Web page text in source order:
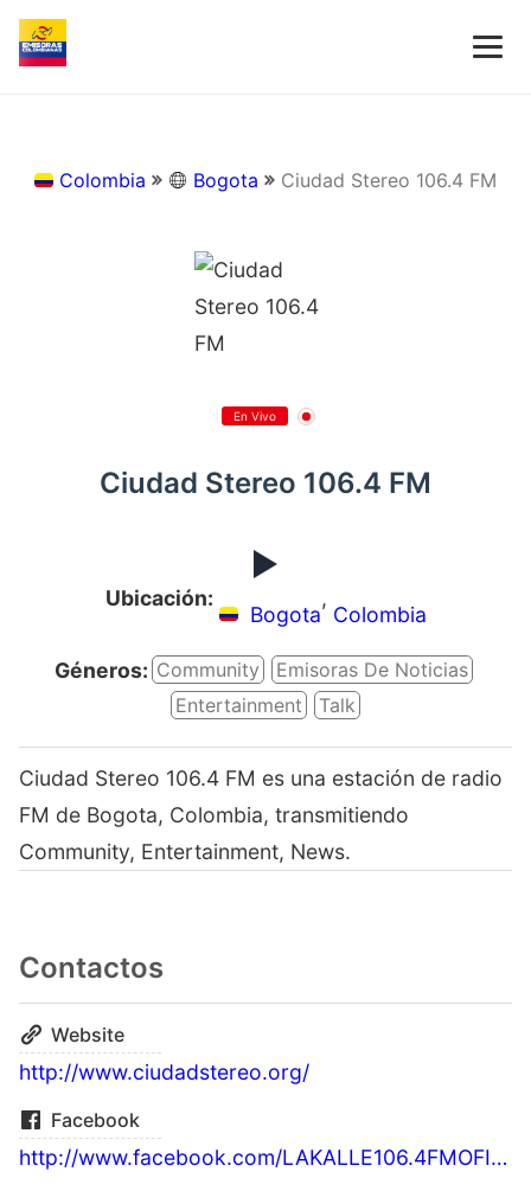
Colombia Bogota Ciudad Stereo 106.4 FM
En Vivo
Ciudad Stereo 106.4 FM
Ubicación:
Bogota
,
Colombia
Géneros: Community
Emisoras De Noticias
Entertainment
Talk
Ciudad Stereo 106.4 FM es una estación de radio
FM de Bogota, Colombia, transmitiendo
Community, Entertainment, News.
Contactos
Website
http://www.ciudadstereo.org/
Facebook
http://www.facebook.com/LAKALLE106.4FMOFICIAL/